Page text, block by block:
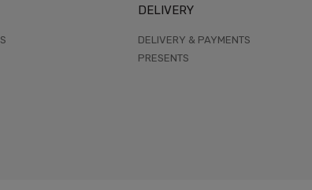
DELIVERY
DELIVERY & PAYMENTS
PRESENTS